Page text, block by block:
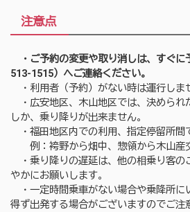
注意点
・ご予約の変更や取り消しは、すぐに
513-1515）へご連絡ください。
・利用者（予約）がない時は運行しま
・広安地区、木山地区では、決められ
しか、乗り降りが出来ません。
・福田地区内での利用、指定停留所間
例：袴野から畑中、惣領から木山産
・乗り降りの遅延は、他の相乗り客の
やかにお願いします。
・一定時間乗車がない場合や乗降所に
得ず出発する場合がございますのでご注